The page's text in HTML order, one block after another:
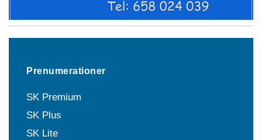
Prenumerationer
SK Premium
SK Plus
SK Lite